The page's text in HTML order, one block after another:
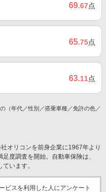
69.67点
65.75点
63.11点
（年代／性別／搭乗車種／免許の色／
オリコンを前身企業に1967年より
度調査を開始。自動車保険は、
います。
ビスを利用した 人にアンケート